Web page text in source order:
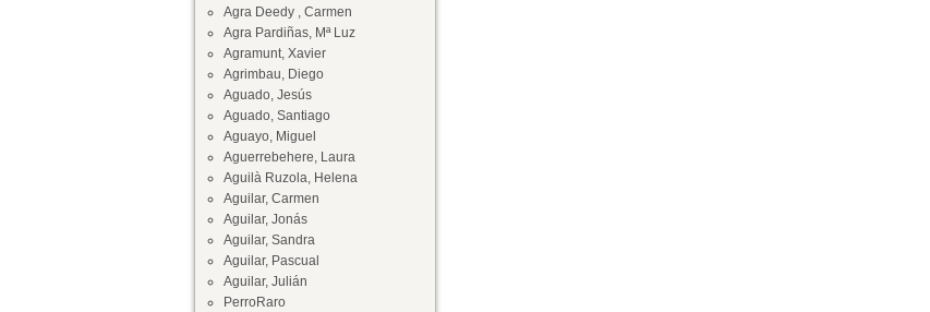
Agra Deedy , Carmen
Agra Pardiñas, Mª Luz
Agramunt, Xavier
Agrimbau, Diego
Aguado, Jesús
Aguado, Santiago
Aguayo, Miguel
Aguerrebehere, Laura
Aguilà Ruzola, Helena
Aguilar, Carmen
Aguilar, Jonás
Aguilar, Sandra
Aguilar, Pascual
Aguilar, Julián
PerroRaro